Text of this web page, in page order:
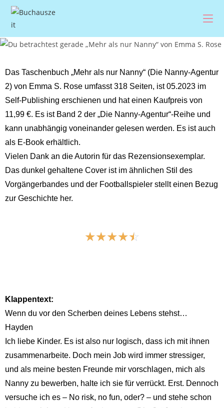
Das Taschenbuch „Mehr als nur Nanny“ (Die Nanny-Agentur
2) von Emma S. Rose umfasst 318 Seiten, ist 05.2023 im
Self-Publishing erschienen und hat einen Kaufpreis von
11,99 €. Es ist Band 2 der „Die Nanny-Agentur“-Reihe und
kann unabhängig voneinander gelesen werden. Es ist auch
als E-Book erhältlich.
Vielen Dank an die Autorin für das Rezensionsexemplar.
Das dunkel gehaltene Cover ist im ähnlichen Stil des
Vorgängerbandes und der Footballspieler stellt einen Bezug
zur Geschichte her.
☆☆☆☆☆
Klappentext:
Wenn du vor den Scherben deines Lebens stehst…
Hayden
Ich liebe Kinder. Es ist also nur logisch, dass ich mit ihnen
zusammenarbeite. Doch mein Job wird immer stressiger,
und als meine besten Freunde mir vorschlagen, mich als
Nanny zu bewerben, halte ich sie für verrückt. Erst. Dennoch
versuche ich es – No risk, no fun, oder? – und stehe schon